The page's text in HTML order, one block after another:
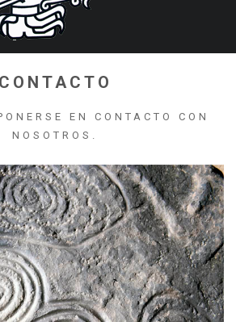
CONTACTO
EN CONTACTO CON
NOSOTROS.